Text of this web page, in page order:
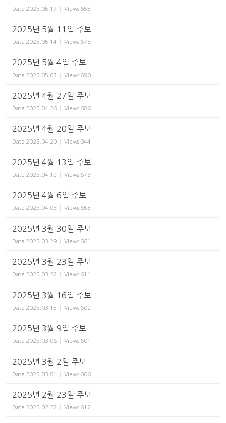
Date 2025.05.17 Views 653
2025년 5월 11일 주보
Date 2025.05.14 Views 675
2025년 5월 4일 주보
Date 2025.05.03 Views 690
2025년 4월 27일 주보
Date 2025.04.26 Views 686
2025년 4월 20일 주보
Date 2025.04.20 Views 944
2025년 4월 13일 주보
Date 2025.04.12 Views 673
2025년 4월 6일 주보
Date 2025.04.05 Views 653
2025년 3월 30일 주보
Date 2025.03.29 Views 661
2025년 3월 23일 주보
Date 2025.03.22 Views 611
2025년 3월 16일 주보
Date 2025.03.15 Views 602
2025년 3월 9일 주보
Date 2025.03.08 Views 601
2025년 3월 2일 주보
Date 2025.03.01 Views 606
2025년 2월 23일 주보
Date 2025.02.22 Views 612